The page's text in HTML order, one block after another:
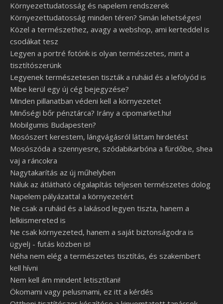
Környezettudatosság és napelem rendszerek
Környezettudatosság minden téren? Simán lehetséges!
Közel a természethez, avagy a webshop, ami kerteddel is
csodákat tesz
Legyen a portré fotónk is olyan természetes, mint a
tisztítószerünk
Legyenek természetesen tiszták a ruháid és a lefolyód is
Mibe kerül egy új cég bejegyzése?
Minden pillanatban védeni kell a környezetet
Minőségi bőr pénztárca? Irány a cipomarket.hu!
Mobilgumis Budapesten?
Mosószert kerestem, lángvágásról láttam hirdetést
Mosószóda a szennyesre, szódabikarbóna a fürdőbe, shea
vaj a ráncokra
Nagytakarítás az új műhelyben
Náluk az átlátható cégalapítás teljesen természetes dolog
Napelem pályázattal a környezetért
Ne csak a ruháid és a lakásod legyen tiszta, hanem a
lelkiismereted is
Ne csak környezeted, hanem a saját biztonságodra is
ügyelj - futás közben is!
Néha nem elég a természetes tisztítás, és szakembert
kell hívni
Nem kell ám mindent letisztítani!
Ökomami vagy pelusmami, ez itt a kérdés